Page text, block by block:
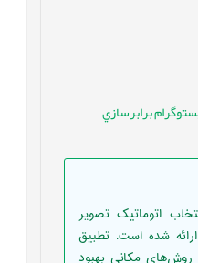
برابرسازي
اتوماتيک تصوير
شده است. تطبيق
مکاني بهبود